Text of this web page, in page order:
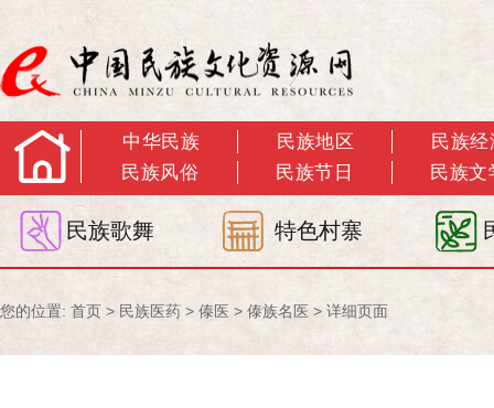
中华民族 民族地区
民族经
民族风俗
民族节日 民族文
民族歌舞 特色村寨
您的位置: 首页 > 民族医药 > 傣医 > 傣族名医 > 详细页面